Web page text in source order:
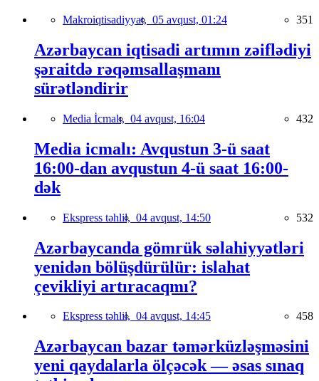
Makroiqtisadiyyat, 05 avqust, 01:24 351
Azərbaycan iqtisadi artımın zəiflədiyi
şəraitdə rəqəmsallaşmanı
sürətləndirir
Media İcmalı, 04 avqust, 16:04 432
Media icmalı: Avqustun 3-ü saat
16:00-dan avqustun 4-ü saat 16:00-
dək
Ekspress təhlil, 04 avqust, 14:50 532
Azərbaycanda gömrük səlahiyyətləri
yenidən bölüşdürülür: islahat
çevikliyi artıracaqmı?
Ekspress təhlil, 04 avqust, 14:45 458
Azərbaycan bazar təmərküzləşməsini
yeni qaydalarla ölçəcək — əsas sınaq